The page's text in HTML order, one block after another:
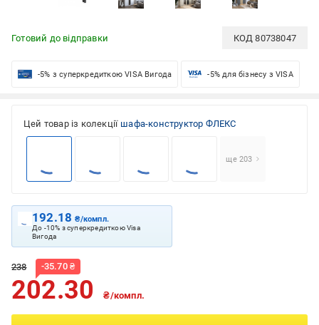
Готовий до відправки КОД80738047
-5% з суперкредиткою VISA Вигода -5% для бізнесу з VISA
Цей товар із колекції шафа-конструктор ФЛЕКС
ще 203
192.18₴/компл.
До -10% з суперкредиткою Visa
Вигода
238 -35.70₴
202.30 ₴/компл.